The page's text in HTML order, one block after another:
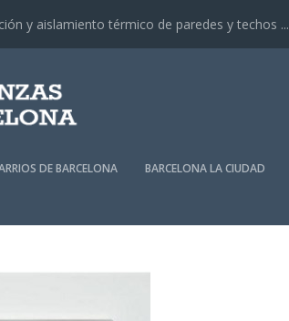
y aislamiento térmico de paredes y techos ...
DE BARCELONA BARCELONA LA CIUDAD